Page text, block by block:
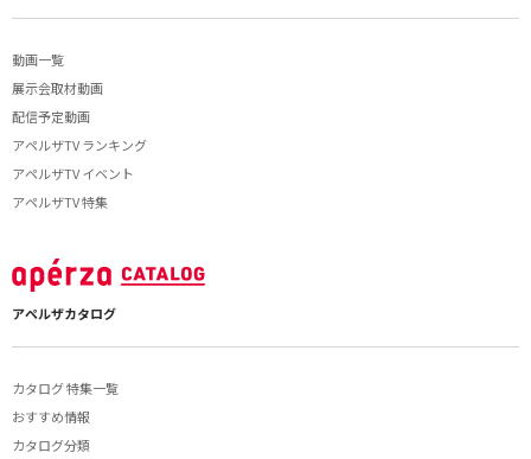
動画一覧
展示会取材動画
配信予定動画
アペルザTV ランキング
アペルザTV イベント
アペルザTV 特集
アペルザカタログ
カタログ 特集一覧
おすすめ情報
カタログ分類